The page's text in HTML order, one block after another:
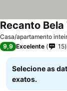
Casa/apartamento
Recanto
9,9 Excelente 15
Selecione as
exatos.